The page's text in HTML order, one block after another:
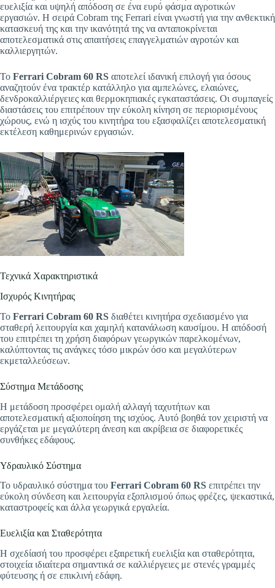
ευελιξία και υψηλή απόδοση σε ένα ευρύ φάσμα αγροτικών
εργασιών. Η σειρά Cobram της Ferrari είναι γνωστή για την ανθεκτική
κατασκευή της και την ικανότητά της να ανταποκρίνεται
αποτελεσματικά στις απαιτήσεις επαγγελματιών αγροτών και
καλλιεργητών.
Το Ferrari Cobram 60 RS αποτελεί ιδανική επιλογή για όσους
αναζητούν ένα τρακτέρ κατάλληλο για αμπελώνες, ελαιώνες,
δενδροκαλλιέργειες και θερμοκηπιακές εγκαταστάσεις. Οι συμπαγείς
διαστάσεις του επιτρέπουν την εύκολη κίνηση σε περιορισμένους
χώρους, ενώ η ισχύς του κινητήρα του εξασφαλίζει αποτελεσματική
εκτέλεση καθημερινών εργασιών.
Τεχνικά Χαρακτηριστικά
Ισχυρός Κινητήρας
Το Ferrari Cobram 60 RS διαθέτει κινητήρα σχεδιασμένο για
σταθερή λειτουργία και χαμηλή κατανάλωση καυσίμου. Η απόδοσή
του επιτρέπει τη χρήση διαφόρων γεωργικών παρελκομένων,
καλύπτοντας τις ανάγκες τόσο μικρών όσο και μεγαλύτερων
εκμεταλλεύσεων.
Σύστημα Μετάδοσης
Η μετάδοση προσφέρει ομαλή αλλαγή ταχυτήτων και
αποτελεσματική αξιοποίηση της ισχύος. Αυτό βοηθά τον χειριστή να
εργάζεται με μεγαλύτερη άνεση και ακρίβεια σε διαφορετικές
συνθήκες εδάφους.
Υδραυλικό Σύστημα
Το υδραυλικό σύστημα του Ferrari Cobram 60 RS επιτρέπει την
εύκολη σύνδεση και λειτουργία εξοπλισμού όπως φρέζες, ψεκαστικά,
καταστροφείς και άλλα γεωργικά εργαλεία.
Ευελιξία και Σταθερότητα
Η σχεδίασή του προσφέρει εξαιρετική ευελιξία και σταθερότητα,
στοιχεία ιδιαίτερα σημαντικά σε καλλιέργειες με στενές γραμμές
φύτευσης ή σε επικλινή εδάφη.